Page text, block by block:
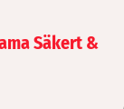
Säkert &